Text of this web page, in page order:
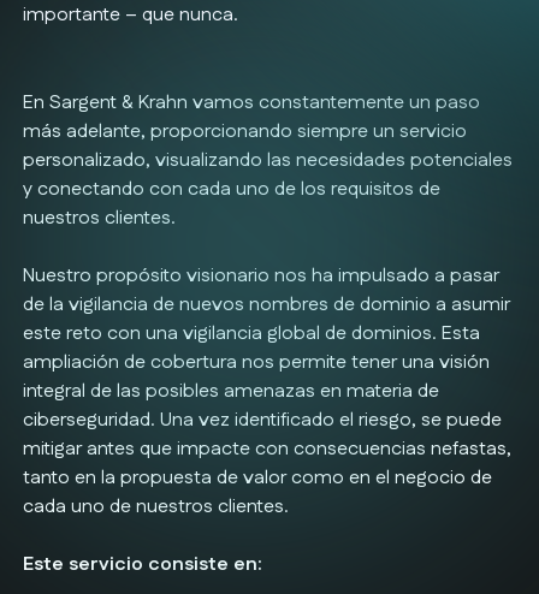
importante – que nunca.
En Sargent & Krahn vamos constantemente un paso
más adelante, proporcionando siempre un servicio
personalizado, visualizando las necesidades potenciales
y conectando con cada uno de los requisitos de
nuestros clientes.
Nuestro propósito visionario nos ha impulsado a pasar
de la vigilancia de nuevos nombres de dominio a asumir
este reto con una vigilancia global de dominios. Esta
ampliación de cobertura nos permite tener una visión
integral de las posibles amenazas en materia de
ciberseguridad. Una vez identificado el riesgo, se puede
mitigar antes que impacte con consecuencias nefastas,
tanto en la propuesta de valor como en el negocio de
cada uno de nuestros clientes.
Este servicio consiste en: